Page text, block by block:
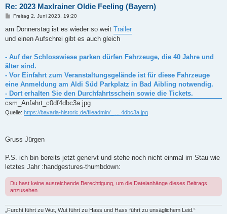
Re: 2023 Maxlrainer Oldie Feeling (Bayern)
B
i
r
Freitag 2. Juni 2023, 19:20
am Donnerstag ist es wieder so weit Trailer
und einen Aufschrei gibt es auch gleich
- Auf der Schlosswiese parken dürfen Fahrzeuge, die 40 Jahre und
älter sind.
- Vor Einfahrt zum Veranstaltungsgelände ist für diese Fahrzeuge
eine Anmeldung am Aldi Süd Parkplatz in Bad Aibling notwendig.
- Dort erhalten Sie den Durchfahrtsschein sowie die Tickets.
csm_Anfahrt_c0df4dbc3a.jpg
Quelle: https://bavaria-historic.de/fileadmin/_ ... 4dbc3a.jpg
Gruss Jürgen
P.S. ich bin bereits jetzt genervt und stehe noch nicht einmal im Stau wie
letztes Jahr :handgestures-thumbdown:
Du hast keine ausreichende Berechtigung, um die Dateianhänge dieses Beitrags
anzusehen.
„Furcht führt zu Wut, Wut führt zu Hass und Hass führt zu unsäglichem Leid.“